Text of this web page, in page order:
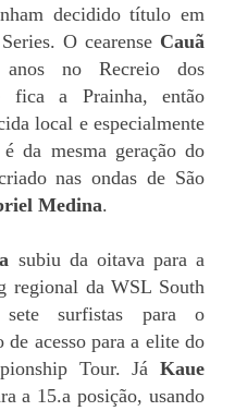
decidido título em
O cearense Cauã
no Recreio dos
fica a Prainha, então
local e especialmente
da mesma geração do
nas ondas de São
Medina.
subiu da oitava para a
regional da WSL South
surfistas para o
acesso para a elite do
Tour. Já Kaue
a 15.a posição, usando